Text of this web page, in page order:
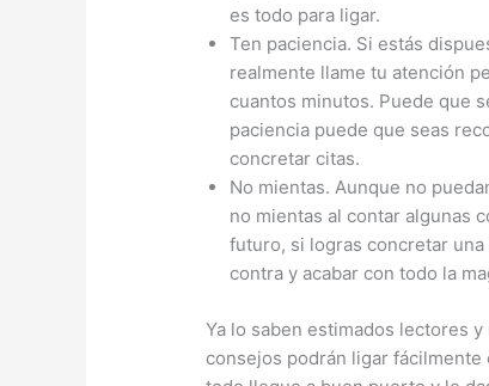
es todo para ligar.
Ten paciencia. Si estás
realmente llame tu atención
cuantos minutos. Puede que
paciencia puede que seas
concretar citas.
No mientas. Aunque no
no mientas al contar algunas
futuro, si logras concretar
contra y acabar con todo la
Ya lo saben estimados lectores y
consejos podrán ligar